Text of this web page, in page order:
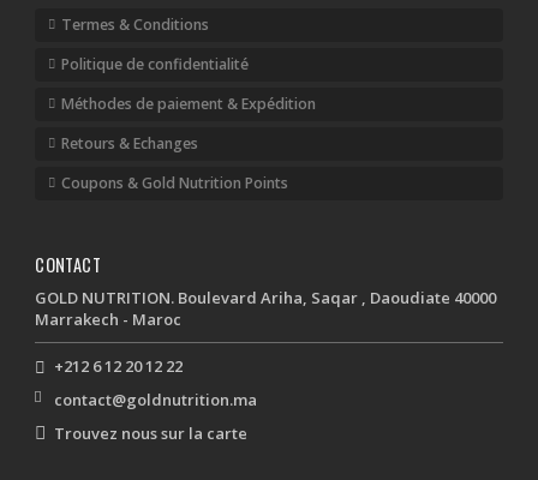
Termes & Conditions
Politique de confidentialité
Méthodes de paiement & Expédition
Retours & Echanges
Coupons & Gold Nutrition Points
CONTACT
GOLD NUTRITION. Boulevard Ariha, Saqar , Daoudiate 40000
Marrakech - Maroc
+212 6 12 20 12 22
contact@goldnutrition.ma
Trouvez nous sur la carte